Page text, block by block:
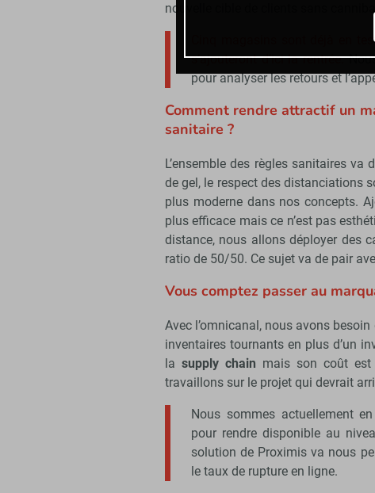
nouvelle cible de clients sans
Cinq magasins sont déjà en
s’ajouteront d’ici la rentrée.
pour analyser les retours et
Comment rendre attractif un
sanitaire ?
L’ensemble des règles sanitaires
de gel, le respect des distanciations
plus moderne dans nos concepts.
plus efficace mais ce n’est pas
distance, nous allons déployer des
ratio de 50/50. Ce sujet va de pair
Vous comptez passer au
Avec l’omnicanal, nous avons
inventaires tournants en plus d’un
lasupply chain mais son coût
travaillons sur le projet qui devrait
Nous sommes actuellement
pour rendre disponible au
solution de Proximis va nous
le taux de rupture en ligne.